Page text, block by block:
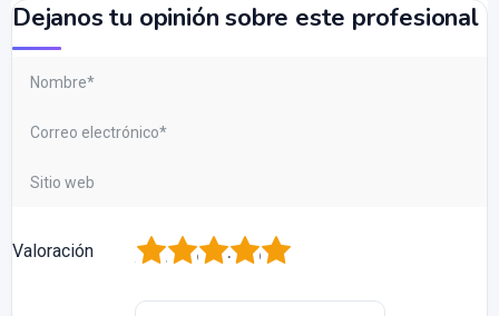
Dejanos tu opinión sobre este profesional
Valoración 5
4
3
2